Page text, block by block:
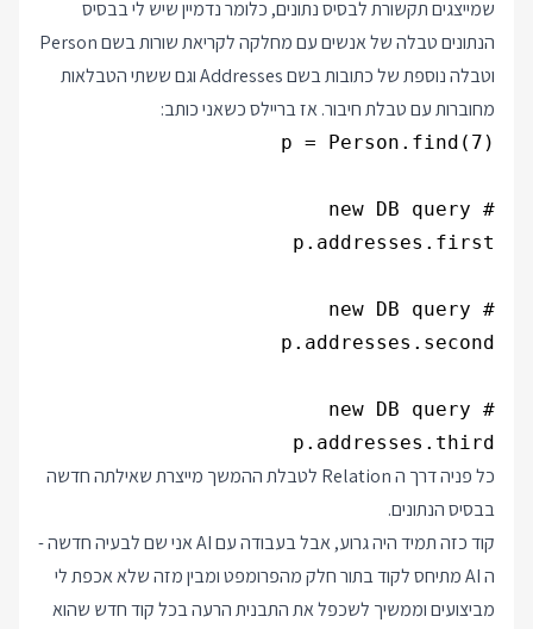
שמייצגים תקשורת לבסיס נתונים, כלומר נדמיין שיש לי בבסיס
הנתונים טבלה של אנשים עם מחלקה לקריאת שורות בשם Person
וטבלה נוספת של כתובות בשם Addresses וגם ששתי הטבלאות
מחוברות עם טבלת חיבור. אז בריילס כשאני כותב:
p.addresses.third
כל פניה דרך ה Relation לטבלת ההמשך מייצרת שאילתה חדשה
בבסיס הנתונים.
קוד כזה תמיד היה גרוע, אבל בעבודה עם AI אני שם לבעיה חדשה -
ה AI מתיחס לקוד בתור חלק מהפרומפט ומבין מזה שלא אכפת לי
מביצועים וממשיך לשכפל את התבנית הרעה בכל קוד חדש שהוא